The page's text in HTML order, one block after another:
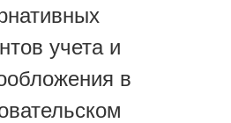
учета и
в